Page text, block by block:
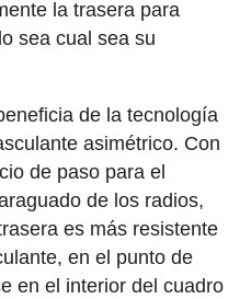
la trasera para
sea cual sea su
de la tecnología
asimétrico. Con
de paso para el
de los radios,
es más resistente
en el punto de
en el interior del cuadro